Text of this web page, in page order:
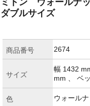
ミトン ウォールナ
ダブルサイズ
商品番号 2674
サイズ
幅 1432
mm 、 ベ
色 ウォール